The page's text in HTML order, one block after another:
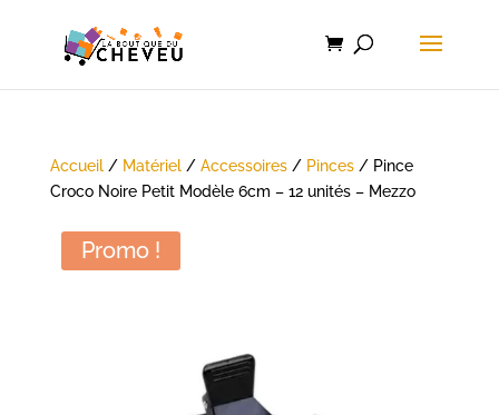
Accueil/ Matériel/ Accessoires/ Pinces/ Pince
Croco Noire Petit Modèle 6cm – 12 unités – Mezzo
Promo !